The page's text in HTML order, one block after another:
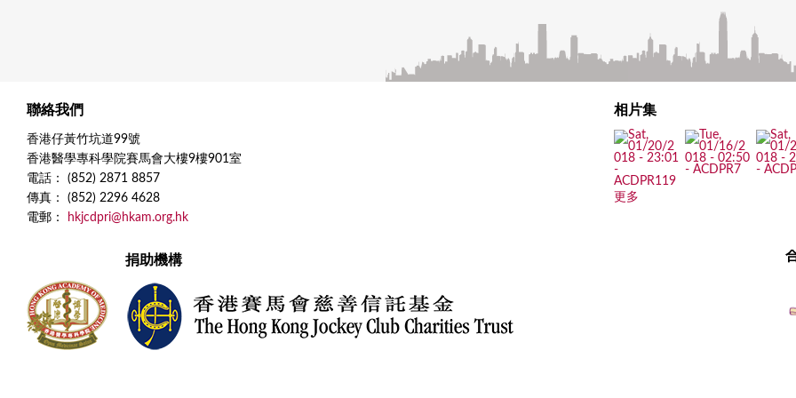
聯絡我們
香港仔黃竹坑道99號
香港醫學專科學院賽馬會大樓9樓901室
電話： (852) 2871 8857
傳真： (852) 2296 4628
電郵：
hkjcdpri@hkam.org.hk
相片集
更多
捐助機構